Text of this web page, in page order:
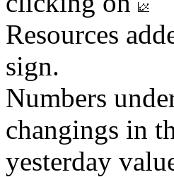
Resources
sign.
Numbers
changings in
yesterday